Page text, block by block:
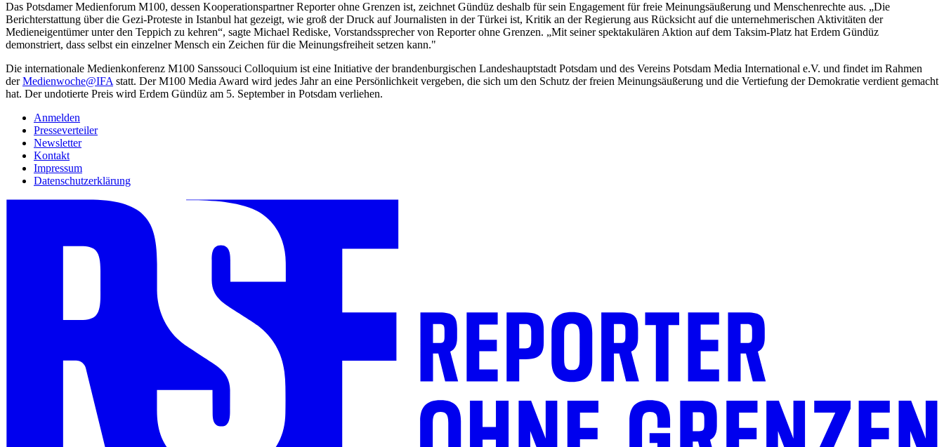
Das Potsdamer Medienforum M100, dessen Kooperationspartner Reporter ohne Grenzen ist, zeichnet Gündüz deshalb für sein Engagement für freie Meinungsäußerung und Menschenrechte aus. „Die
Berichterstattung über die Gezi-Proteste in Istanbul hat gezeigt, wie groß der Druck auf Journalisten in der Türkei ist, Kritik an der Regierung aus Rücksicht auf die unternehmerischen Aktivitäten der
Medieneigentümer unter den Teppich zu kehren“, sagte Michael Rediske, Vorstandssprecher von Reporter ohne Grenzen. „Mit seiner spektakulären Aktion auf dem Taksim-Platz hat Erdem Gündüz
demonstriert, dass selbst ein einzelner Mensch ein Zeichen für die Meinungsfreiheit setzen kann."
Die internationale Medienkonferenz M100 Sanssouci Colloquium ist eine Initiative der brandenburgischen Landeshauptstadt Potsdam und des Vereins Potsdam Media International e.V. und findet im Rahmen
derMedienwoche@IFAstatt. Der M100 Media Award wird jedes Jahr an eine Persönlichkeit vergeben, die sich um den Schutz der freien Meinungsäußerung und die Vertiefung der Demokratie verdient gemacht
hat. Der undotierte Preis wird Erdem Gündüz am 5. September in Potsdam verliehen.
Anmelden
Presseverteiler
Newsletter
Kontakt
Impressum
Datenschutzerklärung